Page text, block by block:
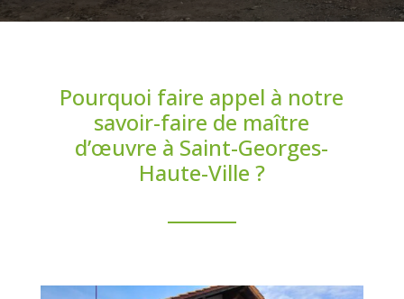
Pourquoi faire appel à notre
savoir-faire de maître
d’œuvre à Saint-Georges-
Haute-Ville ?